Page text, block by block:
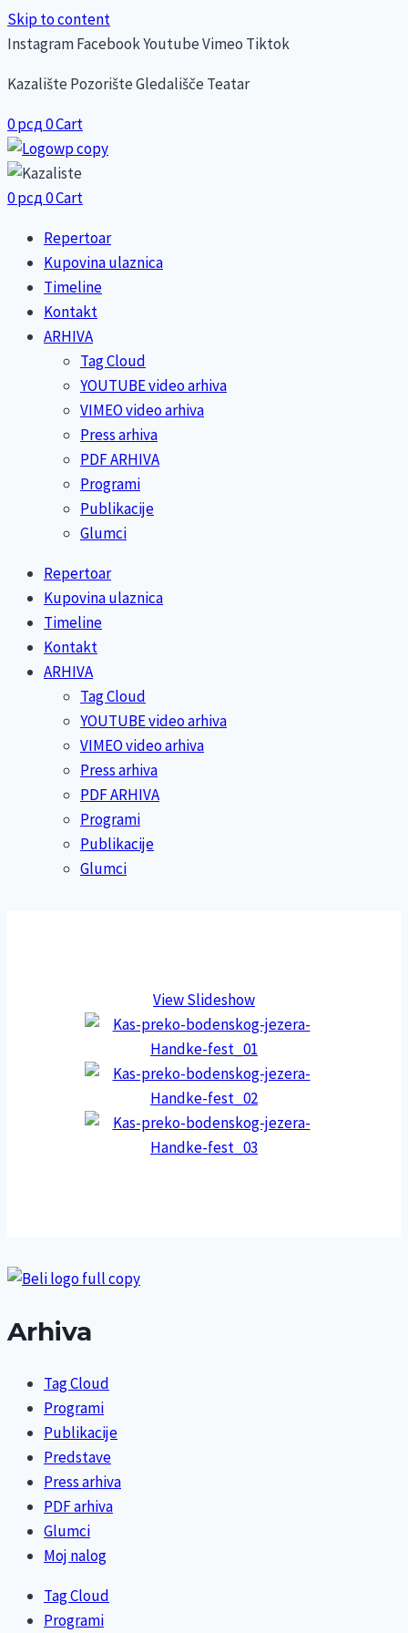
Skip to content
InstagramFacebookYoutubeVimeo Tiktok
Kazalište Pozorište Gledališče Teatar
0рсд0Cart
0рсд0Cart
Repertoar
Kupovina ulaznica
Timeline
Kontakt
ARHIVA
Tag Cloud
YOUTUBE video arhiva
VIMEO video arhiva
Press arhiva
PDF ARHIVA
Programi
Publikacije
Glumci
Repertoar
Kupovina ulaznica
Timeline
Kontakt
ARHIVA
Tag Cloud
YOUTUBE video arhiva
VIMEO video arhiva
Press arhiva
PDF ARHIVA
Programi
Publikacije
Glumci
View Slideshow
Arhiva
Tag Cloud
Programi
Publikacije
Predstave
Press arhiva
PDF arhiva
Glumci
Moj nalog
Tag Cloud
Programi